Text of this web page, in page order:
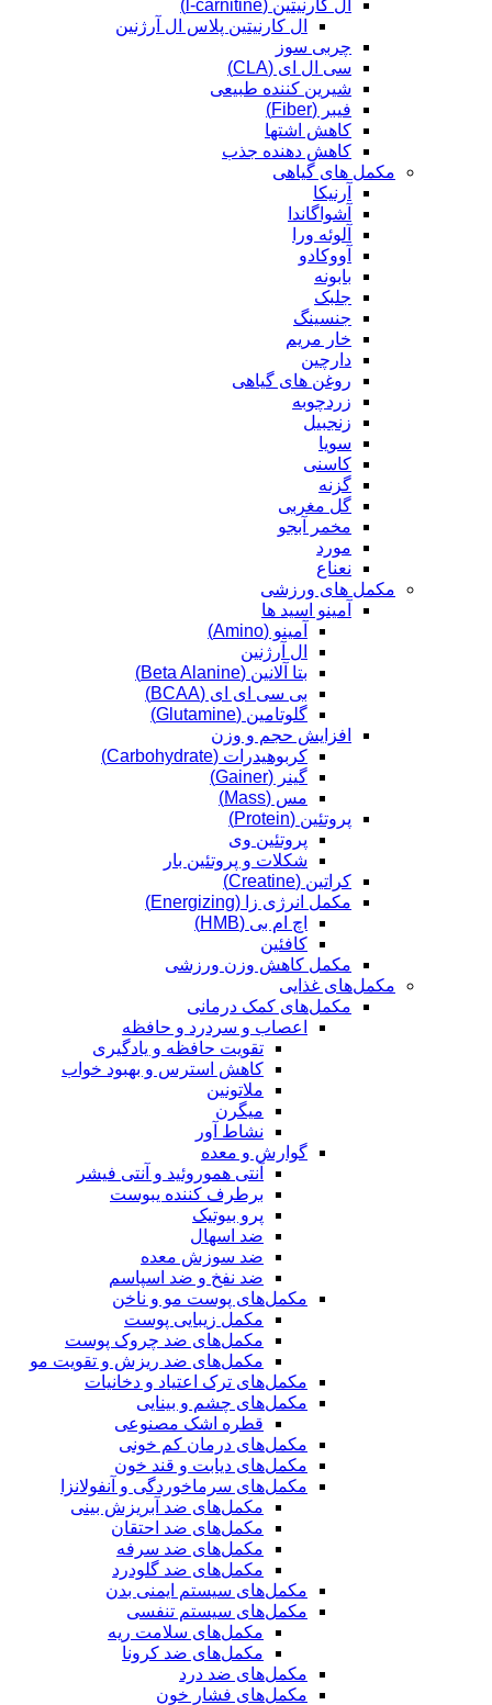
ال کارنیتین (l-carnitine)
ال کارنیتین پلاس ال آرژنین
چربی سوز
سی ال ای (CLA)
شیرین کننده طبیعی
فیبر (Fiber)
کاهش اشتها
کاهش دهنده جذب
مکمل های گیاهی
آرنیکا
آشواگاندا
آلوئه ورا
آووکادو
بابونه
جلبک
جنسینگ
خار مریم
دارچین
روغن های گیاهی
زردچوبه
زنجبیل
سویا
کاسنی
گزنه
گل مغربی
مخمر آبجو
مورد
نعناع
مکمل های ورزشی
آمینو اسید ها
آمینو (Amino)
ال آرژنین
بتا آلانین (Beta Alanine)
بی سی ای ای (BCAA)
گلوتامین (Glutamine)
افزایش حجم و وزن
کربوهیدرات (Carbohydrate)
گینر (Gainer)
مس (Mass)
پروتئین (Protein)
پروتئین وی
شکلات و پروتئین بار
کراتین (Creatine)
مکمل انرژی زا (Energizing)
اچ ام بی (HMB)
کافئین
مکمل کاهش وزن ورزشی
مکمل‌های غذایی
مکمل‌های کمک درمانی
اعصاب و سردرد و حافظه
تقویت حافظه و یادگیری
کاهش استرس و بهبود خواب
ملاتونین
میگرن
نشاط آور
گوارش و معده
آنتی هموروئید و آنتی فیشر
برطرف کننده یبوست
پرو بیوتیک
ضد اسهال
ضد سوزش معده
ضد نفخ و ضد اسپاسم
مکمل‌های پوست مو و ناخن
مکمل زیبایی پوست
مکمل‌های ضد چروک پوست
مکمل‌های ضد ریزش و تقویت مو
مکمل‌های ترک اعتیاد و دخانیات
مکمل‌های چشم و بینایی
قطره اشک مصنوعی
مکمل‌های درمان کم خونی
مکمل‌های دیابت و قند خون
مکمل‌های سرماخوردگی و آنفولانزا
مکمل‌های ضد آبریزش بینی
مکمل‌های ضد احتقان
مکمل‌های ضد سرفه
مکمل‌های ضد گلودرد
مکمل‌های سیستم ایمنی بدن
مکمل‌های سیستم تنفسی
مکمل‌های سلامت ریه
مکمل‌های ضد کرونا
مکمل‌های ضد درد
مکمل‌های فشار خون